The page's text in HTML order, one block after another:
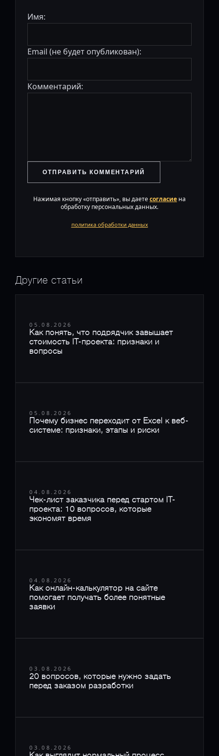
Имя:
Email (не будет опубликован):
Комментарий:
ОТПРАВИТЬ КОММЕНТАРИЙ
Нажимая кнопку «отправить», вы даетесогласие на
обработку персональных данных.
политика обработки данных
Другие статьи
05.08.2026
Как понять, что подрядчик завышает
стоимость IT-проекта: признаки и
вопросы
05.08.2026
Почему бизнес переходит от Excel к веб-
системе: признаки, этапы и риски
04.08.2026
Чек-лист заказчика перед стартом IT-
проекта: 10 вопросов, которые
экономят время
04.08.2026
Как онлайн-калькулятор на сайте
помогает получать более понятные
заявки
03.08.2026
20 вопросов, которые нужно задать
перед заказом разработки
03.08.2026